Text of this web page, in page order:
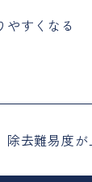
やすくなる
去難易度が